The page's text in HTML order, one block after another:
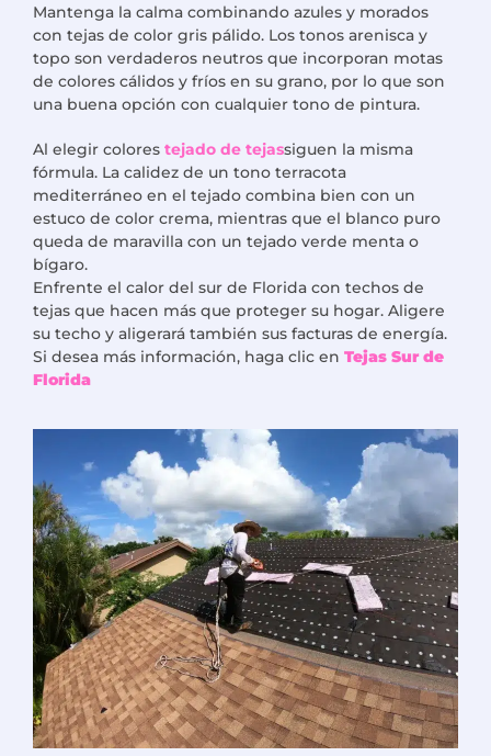
Mantenga la calma combinando azules y morados
con tejas de color gris pálido. Los tonos arenisca y
topo son verdaderos neutros que incorporan motas
de colores cálidos y fríos en su grano, por lo que son
una buena opción con cualquier tono de pintura.
Al elegir colores tejado de tejassiguen la misma
fórmula. La calidez de un tono terracota
mediterráneo en el tejado combina bien con un
estuco de color crema, mientras que el blanco puro
queda de maravilla con un tejado verde menta o
bígaro.
Enfrente el calor del sur de Florida con techos de
tejas que hacen más que proteger su hogar. Aligere
su techo y aligerará también sus facturas de energía.
Si desea más información, haga clic en Tejas Sur de
Florida